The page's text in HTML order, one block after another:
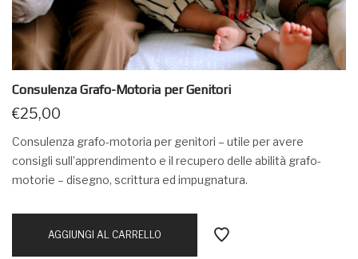
Consulenza Grafo-Motoria per Genitori
€25,00
Consulenza grafo-motoria per genitori – utile per avere
consigli sull’apprendimento e il recupero delle abilità grafo-
motorie – disegno, scrittura ed impugnatura.
AGGIUNGI AL CARRELLO